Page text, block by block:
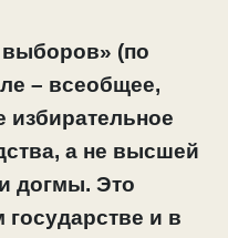
(по
– всеобщее,
избирательное
а не высшей
догмы. Это
и в